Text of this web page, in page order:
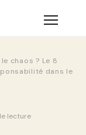
chaos ? Le 8
dans le
lecture